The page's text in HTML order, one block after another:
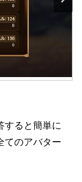
すると簡単に
てのアバター